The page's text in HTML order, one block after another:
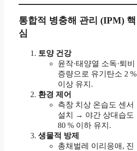
통합적 병충해 관리 (IPM) 핵
심
토양 건강
윤작·태양열 소독·퇴비
증량으로 유기탄소 2 %
이상 유지.
환경 제어
측창 치상 온습도 센서
설치 → 야간 상대습도
80 % 이하 유지.
생물적 방제
총채벌레 이리응애, 진